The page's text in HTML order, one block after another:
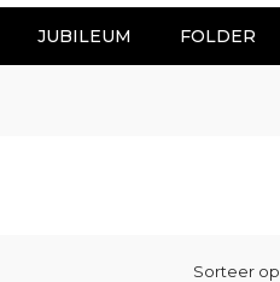
JUBILEUM FOLDER
Sorteer op